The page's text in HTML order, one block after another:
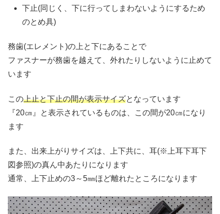
下止(同じく、下に行ってしまわないようにするため
のとめ具)
務歯(エレメント)の上と下にあることで
ファスナーが務歯を越えて、外れたりしないように止めて
います
この上止と下止の間が表示サイズとなっています
『20㎝』と表示されているものは、この間が20㎝になり
ます
また、出来上がりサイズは、上下共に、耳(※上耳下耳下
図参照)の真ん中あたりになります
通常、上下止めの3～5㎜ほど離れたところになります